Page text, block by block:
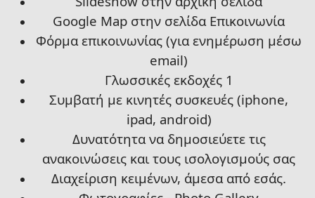
Google Map στην σελίδα Επικοινωνία
Φόρμα επικοινωνίας (για ενημέρωση μέσω
email)
Γλωσσικές εκδοχές 1
Συμβατή με κινητές συσκευές (iphone,
ipad, android)
Δυνατότητα να δημοσιεύετε τις
ανακοινώσεις και τους ισολογισμούς σας
Διαχείριση κειμένων, άμεσα από εσάς.